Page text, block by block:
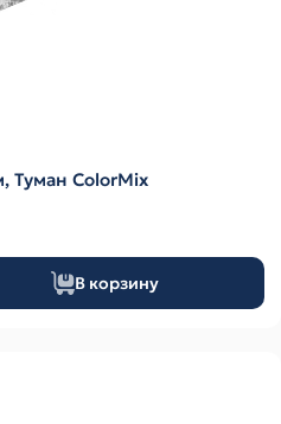
Туман ColorMix
В корзину